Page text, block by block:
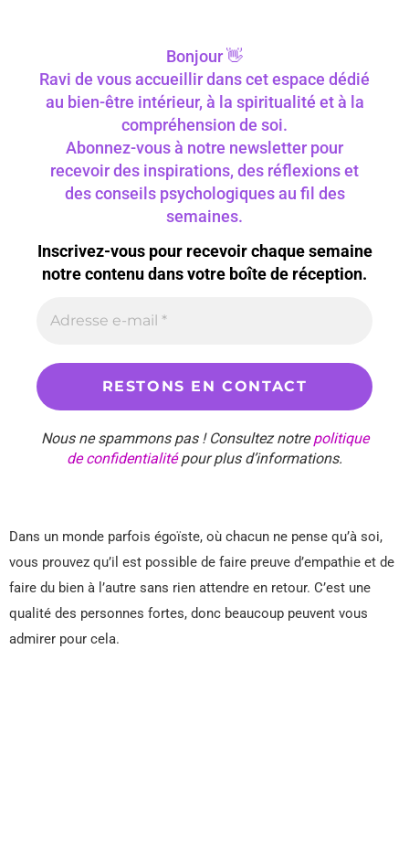
Bonjour 👋
Ravi de vous accueillir dans cet espace dédié
au bien-être intérieur, à la spiritualité et à la
compréhension de soi.
Abonnez-vous à notre newsletter pour
recevoir des inspirations, des réflexions et
des conseils psychologiques au fil des
semaines.
Inscrivez-vous pour recevoir chaque semaine
notre contenu dans votre boîte de réception.
Nous ne spammons pas ! Consultez notrepolitique
de confidentialitépour plus d’informations.
Dans un monde parfois égoïste, où chacun ne pense qu’à soi,
vous prouvez qu’il est possible de faire preuve d’empathie et de
faire du bien à l’autre sans rien attendre en retour. C’est une
qualité des personnes fortes, donc beaucoup peuvent vous
admirer pour cela.